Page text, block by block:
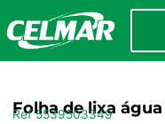
Folha de lixa
Ref 5539503349